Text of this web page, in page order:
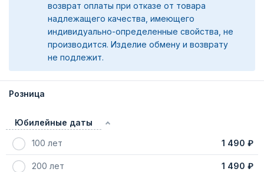
возврат оплаты при отказе от товара
надлежащего качества, имеющего
индивидуально-определенные свойства, не
производится. Изделие обмену и возврату
не подлежит.
Розница
Юбилейные даты
100 лет 1 490 ₽
200 лет 1 490 ₽